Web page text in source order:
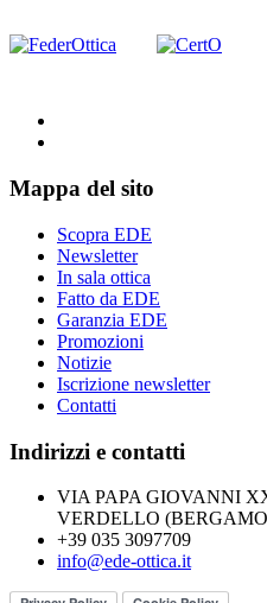
Mappa del sito
Scopra EDE
Newsletter
In sala ottica
Fatto da EDE
Garanzia EDE
Promozioni
Notizie
Iscrizione newsletter
Contatti
Indirizzi e contatti
VIA PAPA GIOVANNI
VERDELLO
+39 035 3097709
info@ede-ottica.it